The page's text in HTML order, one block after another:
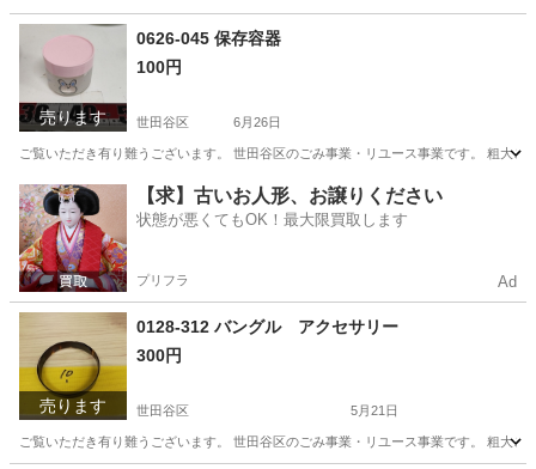
東京 世田谷区 アクセサリー リユース
売ります
0626-045 保存容器
100円
世田谷区 6月26日
ご覧いただき有り難うございます。 世⽥⾕区のごみ事業・リユース事業です。 粗
東京 世田谷区 スキンケア リユース
【求】古いお人形、お譲りください
状態が悪くてもOK！最大限買取します
プリフラ Ad
売ります
0128-312 バングル アクセサリー
300円
世田谷区 5月21日
ご覧いただき有り難うございます。 世⽥⾕区のごみ事業・リユース事業です。 粗